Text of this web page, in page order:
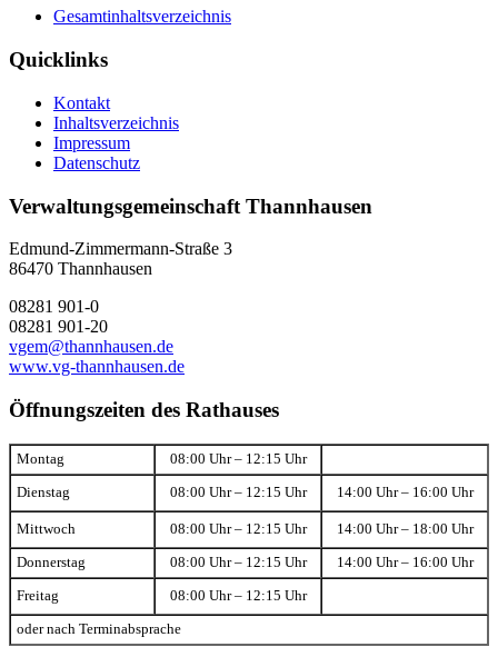
Gesamtinhaltsverzeichnis
Quicklinks
Kontakt
Inhaltsverzeichnis
Impressum
Datenschutz
Verwaltungsgemeinschaft Thannhausen
Edmund-Zimmermann-Straße 3
86470 Thannhausen
08281 901-0
08281 901-20
vgem@thannhausen.de
www.vg-thannhausen.de
Öffnungszeiten des Rathauses
Montag 08:00 Uhr – 12:15 Uhr
Dienstag 08:00 Uhr – 12:15 Uhr 14:00 Uhr – 16:00 Uhr
Mittwoch 08:00 Uhr – 12:15 Uhr 14:00 Uhr – 18:00 Uhr
Donnerstag 08:00 Uhr – 12:15 Uhr 14:00 Uhr – 16:00 Uhr
Freitag 08:00 Uhr – 12:15 Uhr
oder nach Terminabsprache